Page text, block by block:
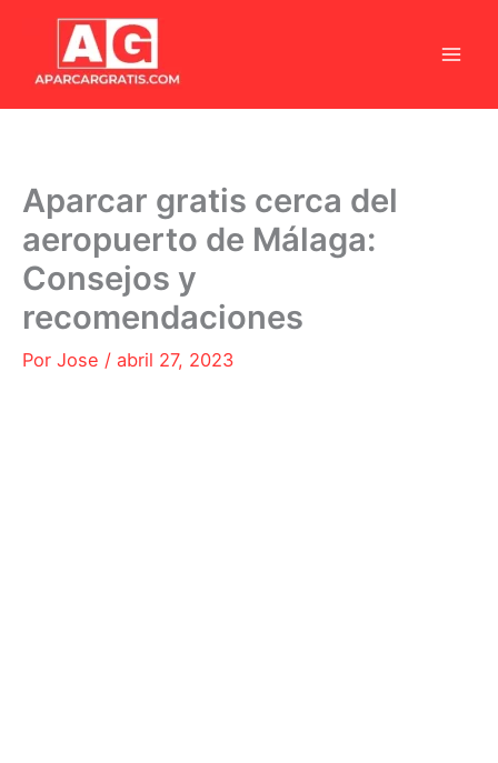
contenido
Aparcar gratis cerca del
aeropuerto de Málaga:
Consejos y
recomendaciones
Por Jose / abril 27, 2023